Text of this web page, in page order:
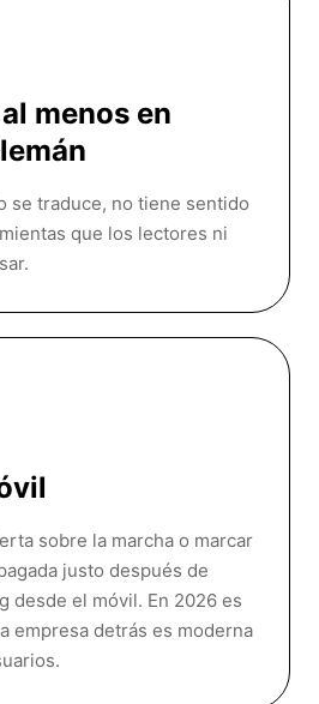
menos en
se traduce, no tiene sentido
que los lectores ni
sobre la marcha o marcar
justo después de
desde el móvil. En 2026 es
empresa detrás es moderna